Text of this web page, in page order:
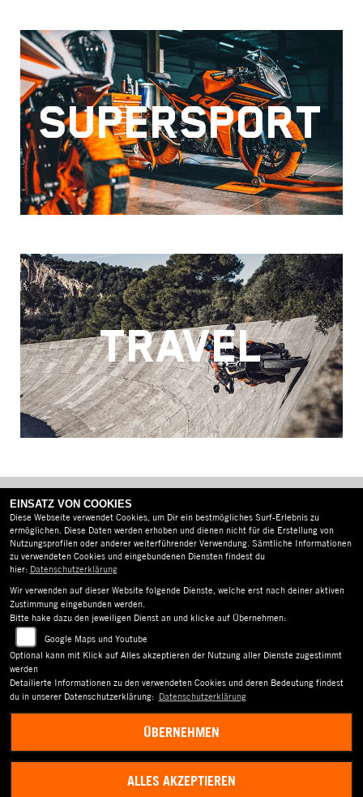
SUPERSPORT
TRAVEL
AGB
IMPRESSUM
DATENSCHUTZ
DISCLAIMER
BARRIEREFREIHEIT
EINSATZ VON COOKIES
Diese Webseite verwendet Cookies, um Dir ein bestmögliches Surf-Erlebnis zu
ermöglichen. Diese Daten werden erhoben und dienen nicht für die Erstellung von
Nutzungsprofilen oder anderer weiterführender Verwendung. Sämtliche Informationen
zu verwendeten Cookies und eingebundenen Diensten findest du
hier: Datenschutzerklärung
Wir verwenden auf dieser Website folgende Dienste, welche erst nach deiner aktiven
Zustimmung eingebunden werden.
Bitte hake dazu den jeweiligen Dienst an und klicke auf Übernehmen:
Google Maps und Youtube
Optional kann mit Klick auf Alles akzeptieren der Nutzung aller Dienste zugestimmt
werden
Detailierte Informationen zu den verwendeten Cookies und deren Bedeutung findest
du in unserer Datenschutzerklärung: Datenschutzerklärung
ÜBERNEHMEN
ALLES AKZEPTIEREN